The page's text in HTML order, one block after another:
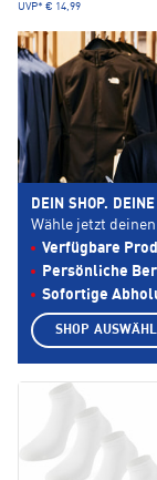
UVP* € 14,99
DEIN SHOP.
Wähle jetzt
Verfügbare
Persönliche
Sofortige